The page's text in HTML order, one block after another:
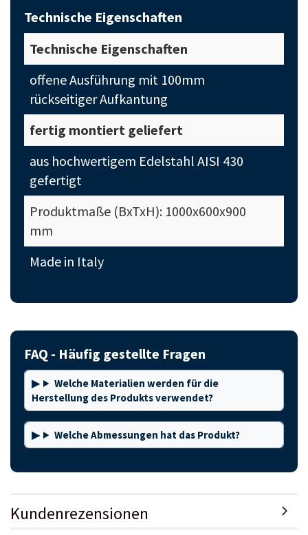
Technische Eigenschaften
Technische Eigenschaften
offene Ausführung mit 100mm
rückseitiger Aufkantung
fertig montiert geliefert
aus hochwertigem Edelstahl AISI 430
gefertigt
Produktmaße (BxTxH): 1000x600x900
mm
Made in Italy
FAQ - Häufig gestellte Fragen
Welche Materialien werden für die
Herstellung des Produkts verwendet?
Welche Abmessungen hat das Produkt?
Kundenrezensionen